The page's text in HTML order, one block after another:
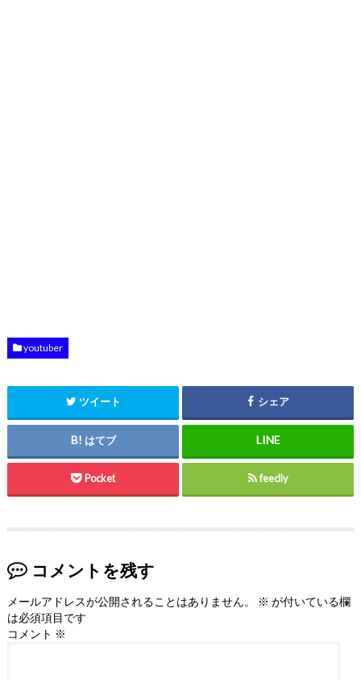
youtuber
ツイート シェア
はてブ
Pocket feedly
コメントを残す
メールアドレスが公開されることはありません。 ※ が付いている欄
は必須項目です
コメント ※